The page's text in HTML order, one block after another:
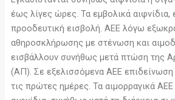
έως λίγες ώρες. Τα εμβολικά
προοδευτική εισβολή. ΑΕΕ λόγω
αθηροσκλήρωσης με στένωση και
εισβάλλουν συνήθως μετά πτώση της
(ΑΠ). Σε εξελισσόμενα ΑΕΕ επιδείνωση
τις πρώτες ημέρες. Τα αιμορραγικά